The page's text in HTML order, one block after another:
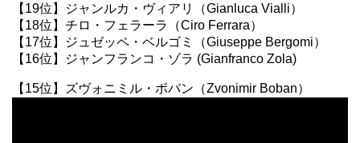
【19位】ジャンルカ・ヴィアリ（Gianluca Vialli）
【18位】チロ・フェラーラ（Ciro Ferrara）
【17位】ジュゼッペ・ベルゴミ（Giuseppe Bergomi）
【16位】ジャンフランコ・ゾラ (Gianfranco Zola)
【15位】ズヴォニミル・ボバン（Zvonimir Boban）